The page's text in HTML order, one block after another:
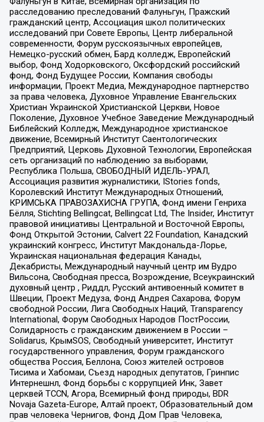
расследованию преследований Фалуньгун, Пражский
гражданский центр, Ассоциация школ политических
исследований при Совете Европы, Центр либеральной
современности, Форум русскоязычных европейцев,
Немецко-русский обмен, Бард колледж, Европейский
выбор, Фонд Ходорковского, Оксфордский российский
фонд, Фонд Будущее России, Компания свободы
информации, Проект Медиа, Международное партнерство
за права человека, Духовное Управление Евангельских
Христиан Украинской Христианской Церкви, Новое
Поколение, Духовное Учебное Заведение Международный
Библейский Колледж, Международное христианское
движение, Всемирный Институт Саентологических
Предприятий, Церковь Духовной Технологии, Европейская
сеть организаций по наблюдению за выборами,
Республика Польша, СВОБОДНЫЙ ИДЕЛЬ-УРАЛ,
Ассоциация развития журналистики, IStories fonds,
Королевский Институт Международных Отношений,
КРИМСЬКА ПРАВОЗАХИСНА ГРУПА, Фонд имени Генриха
Бёлля, Stichting Bellingcat, Bellingcat Ltd, The Insider, Институт
правовой инициативы Центральной и Восточной Европы,
Фонд Открытой Эстонии, Calvert 22 Foundation, Канадский
украинский конгресс, Институт Макдональда-Лорье,
Украинская национальная федерация Канады,
Декабристы, Международный научный центр им Вудро
Вильсона, Свободная пресса, Возрождение, Всеукраинский
духовный центр , Риддл, Русский антивоенный комитет в
Швеции, Проект Медуза, Фонд Андрея Сахарова, Форум
свободной России, Лига Свободных Наций, Transparеncy
International, Форум Свободных Народов ПостРоссии,
Солидарность с гражданским движением в России –
Solidarus, КрымSOS, Свободный университет, Институт
государственного управления, Форум гражданского
общества Россия, Беллона, Союз жителей островов
Тисима и Хабомаи, Съезд народных депутатов, Гринпис
Интернешнл, Фонд борьбы с коррупцией Инк, Завет
церквей TCCN, Агора, Всемирный фонд природы, BDR
Novaja Gazeta-Europe, Алтай проект, Образовательный дом
прав человека Чернигов, Фонд Дом Прав Человека,